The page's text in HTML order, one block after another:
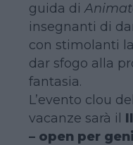
guida di
insegnanti di
con stimolanti
dar sfogo alla
fantasia.
L’evento clou
vacanze sarà il
– open per